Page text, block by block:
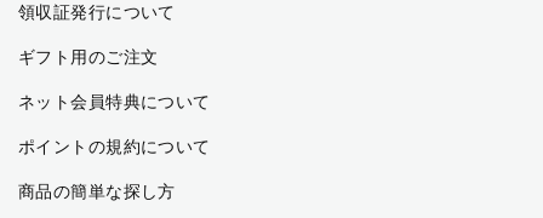
領収証発行について
ギフト用のご注文
ネット会員特典について
ポイントの規約について
商品の簡単な探し方